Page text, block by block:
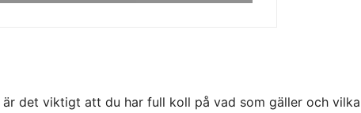
är det viktigt att du har full koll på vad som gäller och